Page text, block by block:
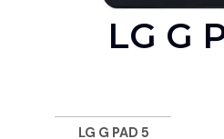
LG G
LG G PAD 5